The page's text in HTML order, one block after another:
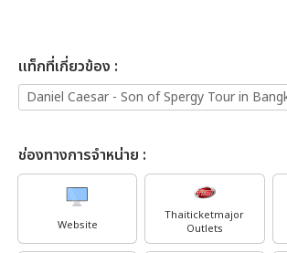
เเท็กที่เกี่ยวข้อง :
Daniel Caesar - Son of Spergy Tour in
ช่องทางการจำหน่าย :
Website
Thaiticketmajor
Outlets